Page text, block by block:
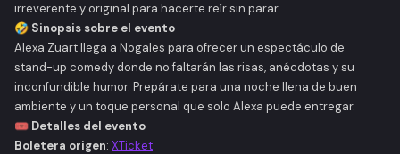
irreverente y original para hacerte reír sin parar.
🤣 Sinopsis sobre el evento
Alexa Zuart llega a Nogales para ofrecer un espectáculo de
stand-up comedy donde no faltarán las risas, anécdotas y su
inconfundible humor. Prepárate para una noche llena de buen
ambiente y un toque personal que solo Alexa puede entregar.
🎟️ Detalles del evento
Boletera origen: XTicket